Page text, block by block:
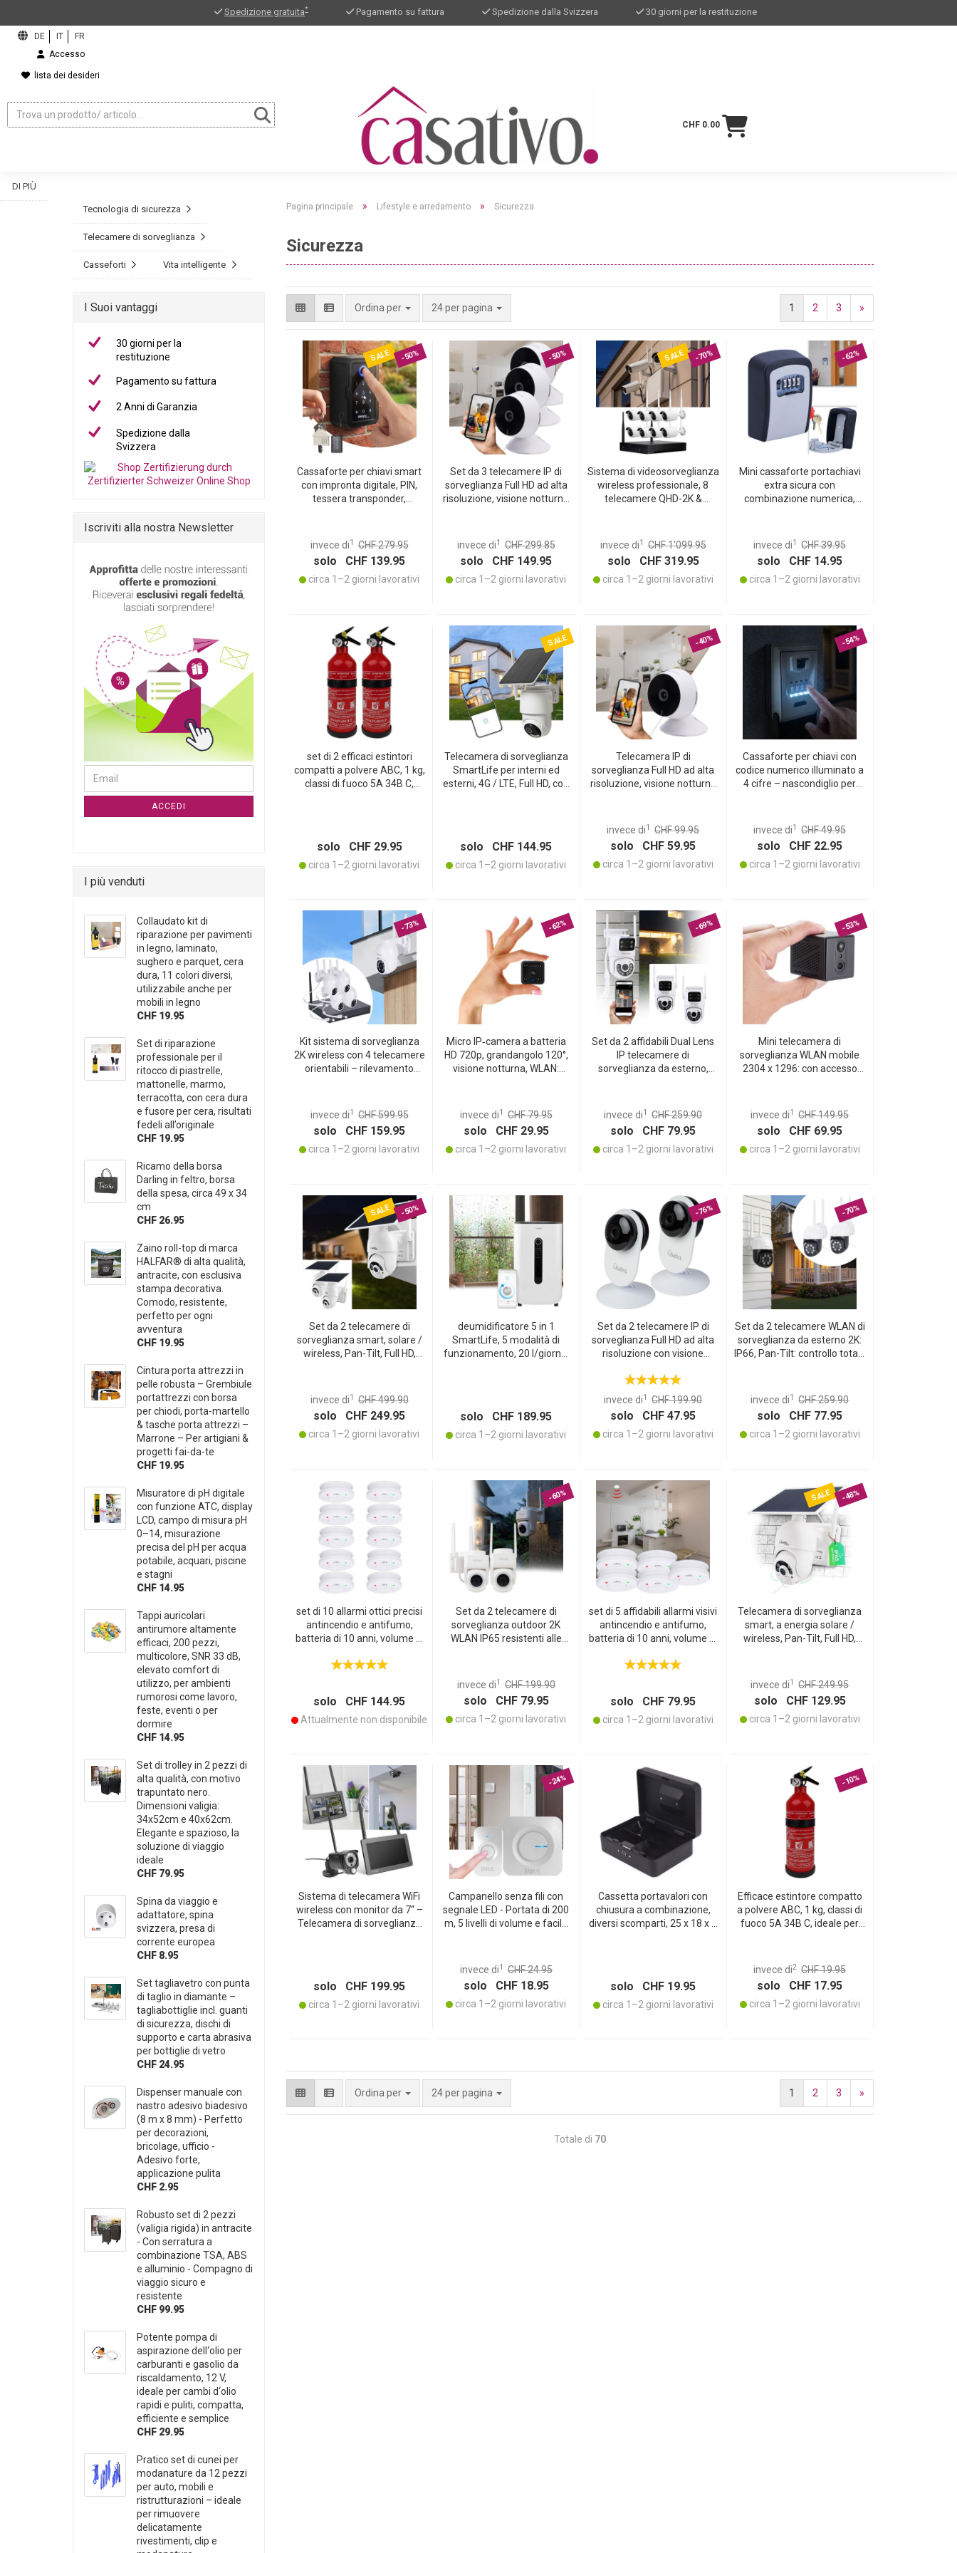
Spedizione gratuita* Pagamento su fattura Spedizione dalla Svizzera 30 giorni per la restituzione
Accesso
lista dei desideri
CHF 0.00
DI PIÙ
Pagina principale » Lifestyle e arredamento » Sicurezza
Sicurezza
Ordina per 24 per pagina 1 2 3 »
SALE -50%
Cassaforte per chiavi smart
con impronta digitale, PIN,
tessera transponder,
appartamento di vacanza
invece di1 CHF 279.95
solo CHF 139.95
circa 1–2 giorni lavorativi
-50%
Set da 3 telecamere IP di
sorveglianza Full HD ad alta
risoluzione, visione notturna
rilevamento di movimenti e
invece di1 CHF 299.85
solo CHF 149.95
circa 1–2 giorni lavorativi
SALE -70%
Sistema di videosorveglianza
wireless professionale, 8
telecamere QHD-2K &
live, visione notturna con LED
- IP66
invece di1 CHF 1'099.95
solo CHF 319.95
circa 1–2 giorni lavorativi
-62%
Mini cassaforte portachiavi
extra sicura con
combinazione numerica,
resistente alle intemperie per
invece di1 CHF 39.95
solo CHF 14.95
circa 1–2 giorni lavorativi
set di 2 efficaci estintori
compatti a polvere ABC, 1 kg,
classi di fuoco 5A 34B C,
solo CHF 29.95
circa 1–2 giorni lavorativi
SALE
Telecamera di sorveglianza
SmartLife per interni ed
esterni, 4G / LTE, Full HD, con
solo CHF 144.95
circa 1–2 giorni lavorativi
-40%
Telecamera IP di
sorveglianza Full HD ad alta
risoluzione, visione notturna
rilevamento di movimento e
invece di1 CHF 99.95
solo CHF 59.95
circa 1–2 giorni lavorativi
-54%
Cassaforte per chiavi con
codice numerico illuminato a
4 cifre – nascondiglio per
resistente alle intemperie
protezione
invece di1 CHF 49.95
solo CHF 22.95
circa 1–2 giorni lavorativi
-73%
Kit sistema di sorveglianza
2K wireless con 4 telecamere
orientabili – rilevamento
resistente alle intemperie,
registratore
invece di1 CHF 599.95
solo CHF 159.95
circa 1–2 giorni lavorativi
-62%
Micro IP‑camera a batteria
HD 720p, grandangolo 120°,
visione notturna, WLAN:
invece di1 CHF 79.95
solo CHF 29.95
circa 1–2 giorni lavorativi
-69%
Set da 2 affidabili Dual Lens
IP telecamere di
sorveglianza da esterno,
notturna, interfono e
invece di1 CHF 259.90
solo CHF 79.95
circa 1–2 giorni lavorativi
-53%
Mini telecamera di
sorveglianza WLAN mobile
2304 x 1296: con accesso
ufficio e viaggi
invece di1 CHF 149.95
solo CHF 69.95
circa 1–2 giorni lavorativi
SALE -50%
Set da 2 telecamere di
sorveglianza smart, solare /
wireless, Pan-Tilt, Full HD,
audio / video bidirezionale,
invece di1 CHF 499.90
solo CHF 249.95
circa 1–2 giorni lavorativi
deumidificatore 5 in 1
SmartLife, 5 modalità di
funzionamento, 20 l/giorno,
tramite app
solo CHF 189.95
circa 1–2 giorni lavorativi
-76%
Set da 2 telecamere IP di
sorveglianza Full HD ad alta
risoluzione con visione
movimento & audio
bidirezionale, sorveglianza
ufficio
invece di1 CHF 199.90
solo CHF 47.95
circa 1–2 giorni lavorativi
-70%
Set da 2 telecamere WLAN di
sorveglianza da esterno 2K:
IP66, Pan-Tilt: controllo totale
invece di1 CHF 259.90
solo CHF 77.95
circa 1–2 giorni lavorativi
set di 10 allarmi ottici precisi
antincendio e antifumo,
batteria di 10 anni, volume di
ambienti fino a 40 m2,
solo CHF 144.95
Attualmente non disponibile
-60%
Set da 2 telecamere di
sorveglianza outdoor 2K
WLAN IP65 resistenti alle
riconoscimento persone,
sistema interfono
invece di1 CHF 199.90
solo CHF 79.95
circa 1–2 giorni lavorativi
set di 5 affidabili allarmi visivi
antincendio e antifumo,
batteria di 10 anni, volume di
ambienti fino a 40 m2,
solo CHF 79.95
circa 1–2 giorni lavorativi
SALE -48%
Telecamera di sorveglianza
smart, a energia solare /
wireless, Pan-Tilt, Full HD,
audio/video bidirezionale,
invece di1 CHF 249.95
solo CHF 129.95
circa 1–2 giorni lavorativi
Sistema di telecamera WiFi
wireless con monitor da 7‘‘ –
Telecamera di sorveglianza
solo CHF 199.95
circa 1–2 giorni lavorativi
-24%
Campanello senza fili con
segnale LED - Portata di 200
m, 5 livelli di volume e facile
appartamento e giardino
invece di1 CHF 24.95
solo CHF 18.95
circa 1–2 giorni lavorativi
Cassetta portavalori con
chiusura a combinazione,
diversi scomparti, 25 x 18 x 9
solo CHF 19.95
circa 1–2 giorni lavorativi
-10%
Efficace estintore compatto
a polvere ABC, 1 kg, classi di
fuoco 5A 34B C, ideale per
invece di2 CHF 19.95
solo CHF 17.95
circa 1–2 giorni lavorativi
Ordina per 24 per pagina 1 2 3 »
Totale di 70
Tecnologia di sicurezza
Telecamere di sorveglianza
Casseforti Vita intelligente
I Suoi vantaggi
30 giorni per la
restituzione
Pagamento su fattura
2 Anni di Garanzia
Spedizione dalla
Svizzera
Iscriviti alla nostra Newsletter
CONTINUA ALLA PAGINA DI ISCRIZIONE ALLA NEWSLETTER
ACCEDI
I più venduti
Collaudato kit di
riparazione per pavimenti
in legno, laminato,
sughero e parquet, cera
dura, 11 colori diversi,
utilizzabile anche per
mobili in legno
CHF 19.95
Set di riparazione
professionale per il
ritocco di piastrelle,
mattonelle, marmo,
terracotta, con cera dura
e fusore per cera, risultati
fedeli all’originale
CHF 19.95
Ricamo della borsa
Darling in feltro, borsa
della spesa, circa 49 x 34
cm
CHF 26.95
Zaino roll-top di marca
HALFAR® di alta qualità,
antracite, con esclusiva
stampa decorativa.
Comodo, resistente,
perfetto per ogni
avventura
CHF 19.95
Cintura porta attrezzi in
pelle robusta – Grembiule
portattrezzi con borsa
per chiodi, porta-martello
& tasche porta attrezzi –
Marrone – Per artigiani &
progetti fai-da-te
CHF 19.95
Misuratore di pH digitale
con funzione ATC, display
LCD, campo di misura pH
0–14, misurazione
precisa del pH per acqua
potabile, acquari, piscine
e stagni
CHF 14.95
Tappi auricolari
antirumore altamente
efficaci, 200 pezzi,
multicolore, SNR 33 dB,
elevato comfort di
utilizzo, per ambienti
rumorosi come lavoro,
feste, eventi o per
dormire
CHF 14.95
Set di trolley in 2 pezzi di
alta qualità, con motivo
trapuntato nero.
Dimensioni valigia:
34x52cm e 40x62cm.
Elegante e spazioso, la
soluzione di viaggio
ideale
CHF 79.95
Spina da viaggio e
adattatore, spina
svizzera, presa di
corrente europea
CHF 8.95
Set tagliavetro con punta
di taglio in diamante –
tagliabottiglie incl. guanti
di sicurezza, dischi di
supporto e carta abrasiva
per bottiglie di vetro
CHF 24.95
Dispenser manuale con
nastro adesivo biadesivo
(8 m x 8 mm) - Perfetto
per decorazioni,
bricolage, ufficio -
Adesivo forte,
applicazione pulita
CHF 2.95
Robusto set di 2 pezzi
(valigia rigida) in antracite
- Con serratura a
combinazione TSA, ABS
e alluminio - Compagno di
viaggio sicuro e
resistente
CHF 99.95
Potente pompa di
aspirazione dell‘olio per
carburanti e gasolio da
riscaldamento, 12 V,
ideale per cambi d‘olio
rapidi e puliti, compatta,
efficiente e semplice
CHF 29.95
Pratico set di cunei per
modanature da 12 pezzi
per auto, mobili e
ristrutturazioni – ideale
per rimuovere
delicatamente
rivestimenti, clip e